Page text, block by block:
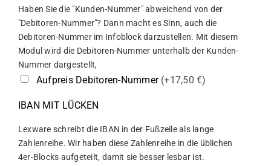
Haben Sie die "Kunden-Nummer" abweichend von der
"Debitoren-Nummer"? Dann macht es Sinn, auch die
Debitoren-Nummer im Infoblock darzustellen. Mit diesem
Modul wird die Debitoren-Nummer unterhalb der Kunden-
Nummer dargestellt,
Aufpreis Debitoren-Nummer (+17,50 €)
IBAN MIT LÜCKEN
Lexware schreibt die IBAN in der Fußzeile als lange
Zahlenreihe. Wir haben diese Zahlenreihe in die üblichen
4er-Blocks aufgeteilt, damit sie besser lesbar ist.